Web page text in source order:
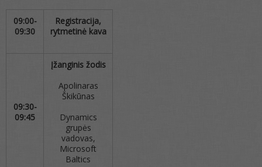
09:00-
09:30
Registracija,
rytmetinė kava
09:30-
09:45
Įžanginis žodis
Apolinaras
Škikūnas
Dynamics
grupės
vadovas,
Microsoft
Baltics